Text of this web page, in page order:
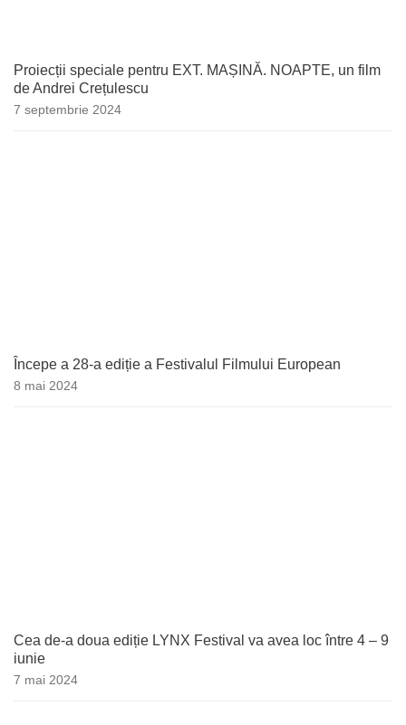
Proiecții speciale pentru EXT. MAȘINĂ. NOAPTE, un film
de Andrei Crețulescu
7 septembrie 2024
Începe a 28-a ediție a Festivalul Filmului European
8 mai 2024
Cea de-a doua ediție LYNX Festival va avea loc între 4 – 9
iunie
7 mai 2024